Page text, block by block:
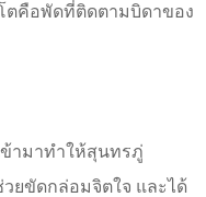
ตคือพัดที่ติดตามบิดาของ
ข้ามาทำให้สุนทรภู่
ยขัดกล่อมจิตใจ และได้